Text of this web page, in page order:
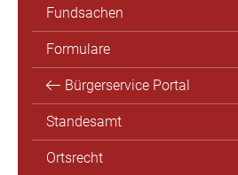
Fundsachen
Formulare
Bürgerservice Portal
Standesamt
Ortsrecht